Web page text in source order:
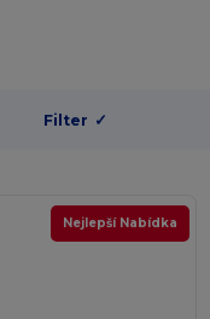
Filter ✓
Nejlepší Nabídka